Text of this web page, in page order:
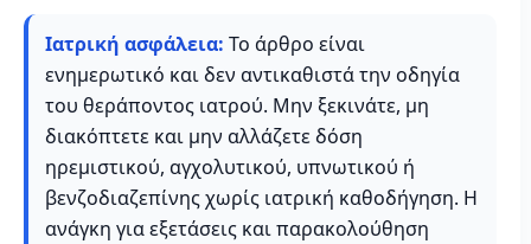
Ιατρική ασφάλεια: Το άρθρο είναι
ενημερωτικό και δεν αντικαθιστά την οδηγία
του θεράποντος ιατρού. Μην ξεκινάτε, μη
διακόπτετε και μην αλλάζετε δόση
ηρεμιστικού, αγχολυτικού, υπνωτικού ή
βενζοδιαζεπίνης χωρίς ιατρική καθοδήγηση. Η
ανάγκη για εξετάσεις και παρακολούθηση